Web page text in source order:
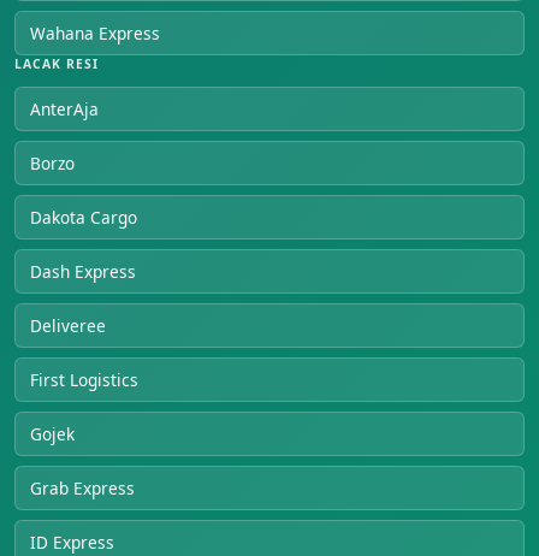
Wahana Express
LACAK RESI
AnterAja
Borzo
Dakota Cargo
Dash Express
Deliveree
First Logistics
Gojek
Grab Express
ID Express